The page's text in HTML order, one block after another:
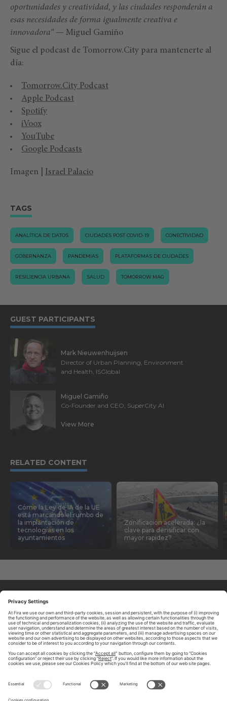
oportunidades y creatividad, y las ciudades responderán a
esas necesidades de forma igualmente creativa e
innovadora” — Miguel Gamiño
Sigue el podcast de Tomorrow.City para mantenerte al
día:
Tomorrow.City Podcast
Apple Podcast
Spotify
iVoox
YouTube
Google Podcasts
Imagen | Israel Palacio
TAGS
ANALÍTICA DE DATOS CIUDADES POST COVID-19 CONECTIVIDAD
GOBERNANZA PANDEMIAS PLATAFORMAS DE CIUDADES
RESILIENCIA URBANA SALUD TOMORROW.MAG
GUEST PARTICIPANTS
Mark Nieuwenhuijsen
Director of Urban Planning, Environment
and Health, ISGlobal
Miguel Gamiño
Co-Founder and CEO, SuperCity AI
View More
RELATED CONTENT
Cómo la Ley de IA de la UE
está marcando el rumbo de
la implantación de
tecnologías en los
ayuntamientos
Zonificación acelerada: ¿la
clave para densificar con
mayor rapidez?
CONTACT US
LEGAL NOTICE